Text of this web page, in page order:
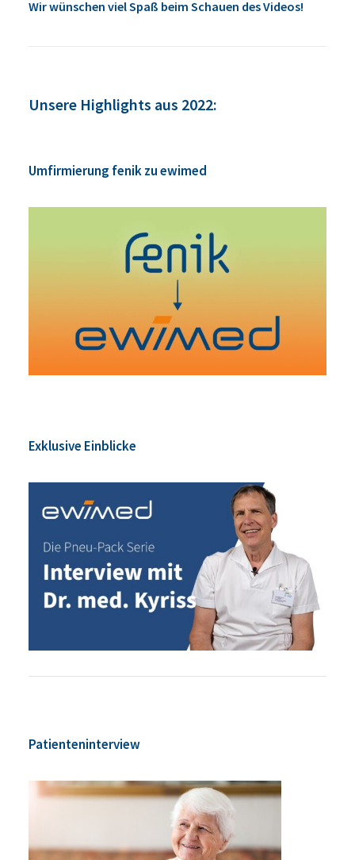
Wir wünschen viel Spaß beim Schauen des Videos!
Unsere Highlights aus 2022:
Umfirmierung fenik zu ewimed
Exklusive Einblicke
Patienteninterview